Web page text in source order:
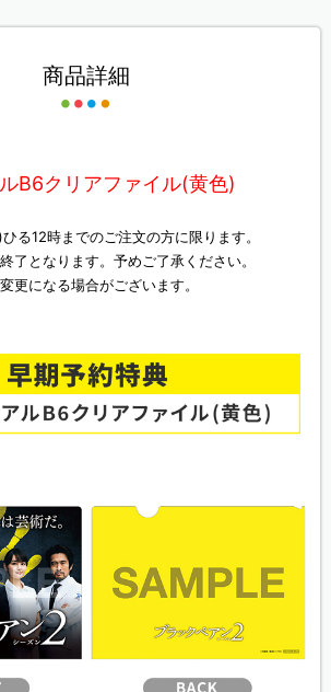
商品詳細
B6クリアファイル(黄色)
る12時までのご注文の方に限ります。
了となります。予めご了承ください。
更になる場合がございます。